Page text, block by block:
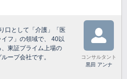
口として「介護」「医
フ」の領域で、 40以
東証プライム上場の
ープ会社です。
コンサルタント
黒田 アンナ